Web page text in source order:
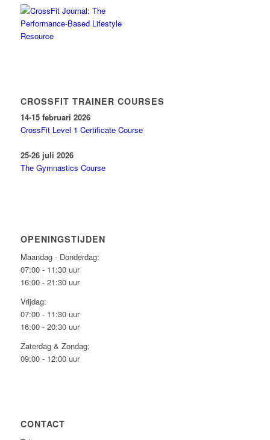
CROSSFIT TRAINER COURSES
14-15 februari 2026
CrossFit Level 1 Certificate Course
25-26 juli 2026
The Gymnastics Course
OPENINGSTIJDEN
Maandag - Donderdag:
07:00 - 11:30 uur
16:00 - 21:30 uur
Vrijdag:
07:00 - 11:30 uur
16:00 - 20:30 uur
Zaterdag & Zondag:
09:00 - 12:00 uur
CONTACT